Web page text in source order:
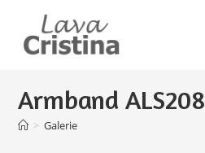
springen
Armband ALS208
> Galerie